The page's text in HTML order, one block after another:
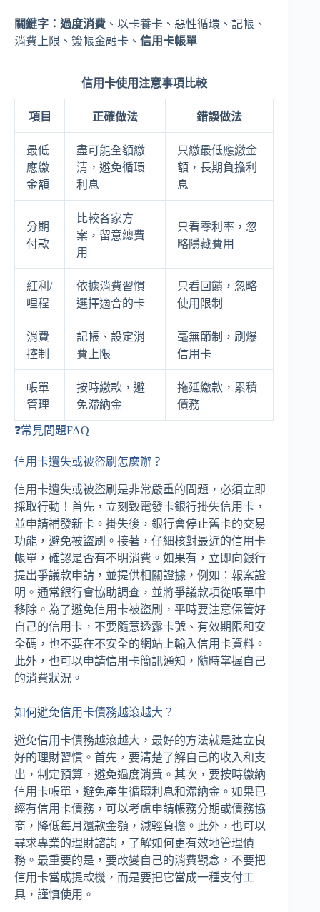
關鍵字： 過度消費 、以卡養卡、惡性循環、記帳、
消費上限、簽帳金融卡、 信用卡帳單
信用卡使用注意事項比較
項目 正確做法 錯誤做法
最低
應繳
金額
盡可能全額繳
清，避免循環
利息
只繳最低應繳金
額，長期負擔利
息
分期
付款
比較各家方
案，留意總費
用
只看零利率，忽
略隱藏費用
紅利/
哩程
依據消費習慣
選擇適合的卡
只看回饋，忽略
使用限制
消費
控制
記帳、設定消
費上限
毫無節制，刷爆
信用卡
帳單
管理
按時繳款，避
免滯納金
拖延繳款，累積
債務
❓常見問題FAQ
信用卡遺失或被盜刷怎麼辦？
信用卡遺失或被盜刷是非常嚴重的問題，必須立即
採取行動！首先，立刻致電發卡銀行掛失信用卡，
並申請補發新卡。掛失後，銀行會停止舊卡的交易
功能，避免被盜刷。接著，仔細核對最近的信用卡
帳單，確認是否有不明消費。如果有，立即向銀行
提出爭議款申請，並提供相關證據，例如：報案證
明。通常銀行會協助調查，並將爭議款項從帳單中
移除。為了避免信用卡被盜刷，平時要注意保管好
自己的信用卡，不要隨意透露卡號、有效期限和安
全碼，也不要在不安全的網站上輸入信用卡資料。
此外，也可以申請信用卡簡訊通知，隨時掌握自己
的消費狀況。
如何避免信用卡債務越滾越大？
避免信用卡債務越滾越大，最好的方法就是建立良
好的理財習慣。首先，要清楚了解自己的收入和支
出，制定預算，避免過度消費。其次，要按時繳納
信用卡帳單，避免產生循環利息和滯納金。如果已
經有信用卡債務，可以考慮申請帳務分期或債務協
商，降低每月還款金額，減輕負擔。此外，也可以
尋求專業的理財諮詢，了解如何更有效地管理債
務。最重要的是，要改變自己的消費觀念，不要把
信用卡當成提款機，而是要把它當成一種支付工
具，謹慎使用。